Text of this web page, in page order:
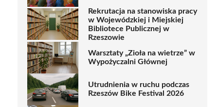
Rekrutacja na stanowiska pracy
w Wojewódzkiej i Miejskiej
Bibliotece Publicznej w
Rzeszowie
Warsztaty „Zioła na wietrze” w
Wypożyczalni Głównej
Utrudnienia w ruchu podczas
Rzeszów Bike Festival 2026